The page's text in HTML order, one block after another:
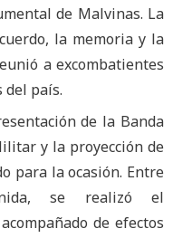
de Malvinas. La
la memoria y la
a excombatientes
del país.
de la Banda
y la proyección de
para la ocasión. Entre
se realizó el
de efectos